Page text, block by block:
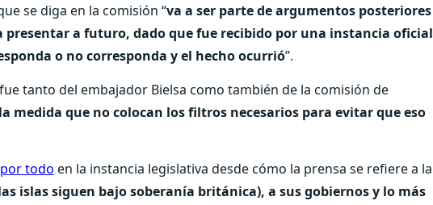
se diga en la comisión “va a ser parte de argumentos posteriores
presentar a futuro, dado que fue recibido por una instancia oficial
o no corresponda y el hecho ocurrió”.
tanto del embajador Bielsa como también de la comisión de
la medida que no colocan los filtros necesarios para evitar que eso
todo en la instancia legislativa desde cómo la prensa se refiere a la
islas siguen bajo soberanía británica), a sus gobiernos y lo más